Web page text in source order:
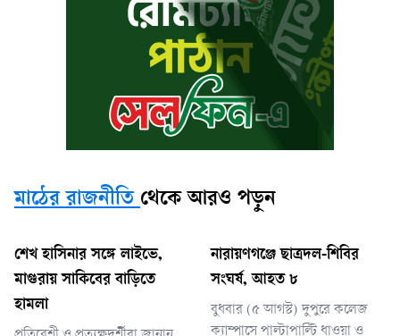
মাঠের রাজনীতি থেকে আরও পড়ুন
শেখ হাসিনার সঙ্গে লাইভে,
মাগুরায় সাকিবের বাড়িতে
হামলা
নারায়ণগঞ্জে ছাত্রদল-শিবির
সংঘর্ষ, আহত ৮
বুধবার (৫ আগস্ট) দুপুরে কলেজ
ক্যাম্পাসে পাল্টাপাল্টি ধাওয়া ও